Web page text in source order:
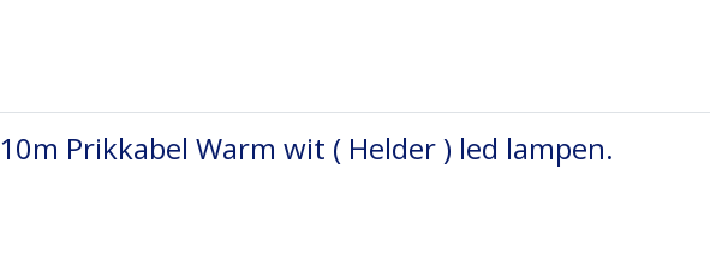
10m Prikkabel Warm wit ( Helder ) led lampen.